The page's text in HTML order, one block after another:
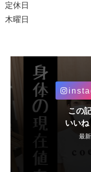
定休日
木曜日
この
いいね
最